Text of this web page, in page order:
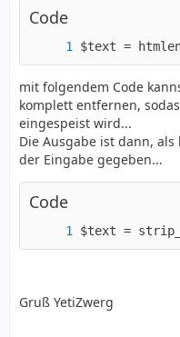
Code
$text =
mit folgendem Code
komplett entfernen,
eingespeist wird...
Die Ausgabe ist dann, als
der Eingabe gegeben...
Code
$text =
Gruß YetiZwerg